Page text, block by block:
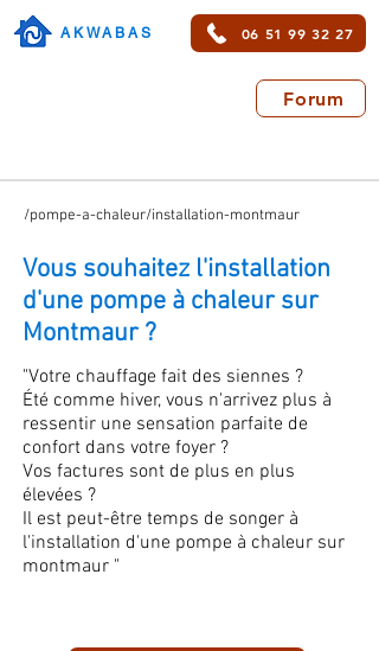
AKWABAS 06 51 99 32 27
Forum
/pompe-a-chaleur/installation-montmaur
Vous souhaitez l'installation
d'une pompe à chaleur sur
Montmaur ?
"Votre chauffage fait des siennes ?
Été comme hiver, vous n'arrivez plus à
ressentir une sensation parfaite de
confort dans votre foyer ?
Vos factures sont de plus en plus
élevées ?
Il est peut-être temps de songer à
l'installation d'une pompe à chaleur sur
montmaur "